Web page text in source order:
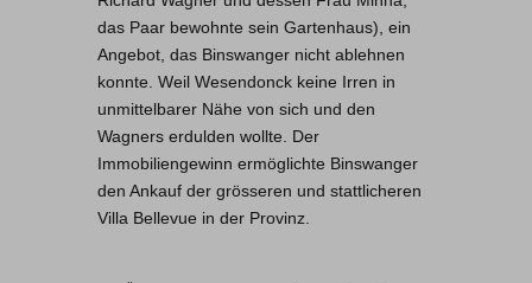
das Paar bewohnte sein Gartenhaus), ein
Angebot, das Binswanger nicht ablehnen
konnte. Weil Wesendonck keine Irren in
unmittelbarer Nähe von sich und den
Wagners erdulden wollte. Der
Immobiliengewinn ermöglichte Binswanger
den Ankauf der grösseren und stattlicheren
Villa Bellevue in der Provinz.